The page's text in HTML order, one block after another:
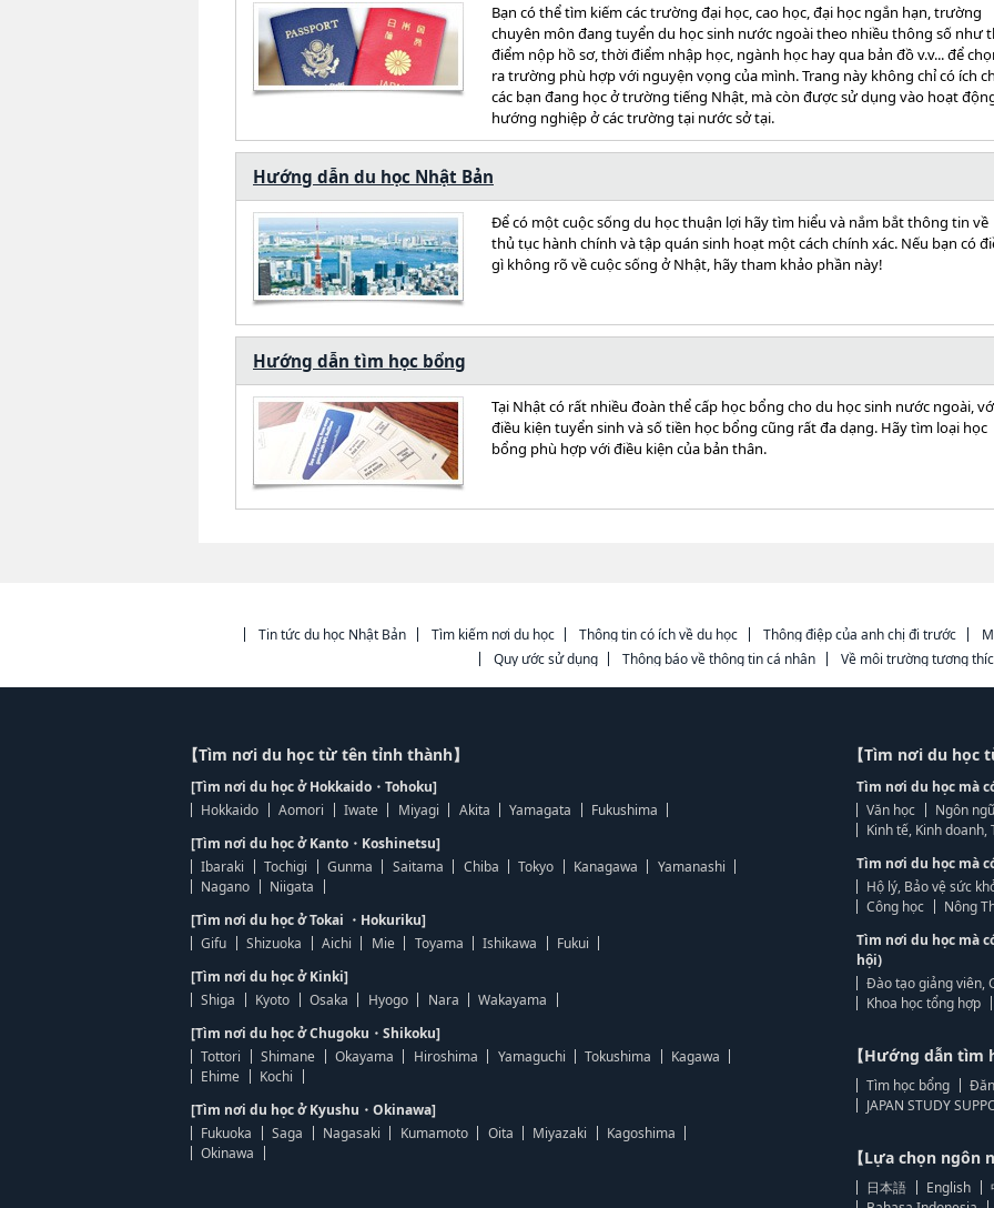
Bạn có thể tìm kiếm các trường đại học, cao học, đại học ngắn hạn, trường
chuyên môn đang tuyển du học sinh nước ngoài theo nhiều thông số như
điểm nộp hồ sơ, thời điểm nhập học, ngành học hay qua bản đồ v.v... để
ra trường phù hợp với nguyện vọng của mình. Trang này không chỉ có ích
các bạn đang học ở trường tiếng Nhật, mà còn được sử dụng vào hoạt
hướng nghiệp ở các trường tại nước sở tại.
Hướng dẫn du học Nhật Bản
Để có một cuộc sống du học thuận lợi hãy tìm hiểu và nắm bắt thông tin về
thủ tục hành chính và tập quán sinh hoạt một cách chính xác. Nếu bạn có
gì không rõ về cuộc sống ở Nhật, hãy tham khảo phần này!
Hướng dẫn tìm học bổng
Tại Nhật có rất nhiều đoàn thể cấp học bổng cho du học sinh nước ngoài,
điều kiện tuyển sinh và số tiền học bổng cũng rất đa dạng. Hãy tìm loại học
bổng phù hợp với điều kiện của bản thân.
Tin tức du học Nhật Bản Tìm kiếm nơi du học Thông tin có ích về du học Thông điệp của anh chị đi trước
Quy ước sử dụng
Thông báo về thông tin cá nhân Về môi trường tương
【Tìm nơi du học từ tên tỉnh thành】
[Tìm nơi du học ở Hokkaido・Tohoku]
Hokkaido
Aomori Iwate Miyagi Akita Yamagata
Fukushima
[Tìm nơi du học ở Kanto・Koshinetsu]
Ibaraki
Tochigi Gunma Saitama Chiba Tokyo Kanagawa
Yamanashi
Nagano
Niigata
[Tìm nơi du học ở Tokai ・Hokuriku]
Gifu
Shizuoka Aichi Mie Toyama Ishikawa
Fukui
[Tìm nơi du học ở Kinki]
Shiga
Kyoto Osaka Hyogo Nara
Wakayama
[Tìm nơi du học ở Chugoku・Shikoku]
Tottori
Shimane Okayama Hiroshima Yamaguchi Tokushima
Kagawa
Ehime
Kochi
[Tìm nơi du học ở Kyushu・Okinawa]
Fukuoka
Saga Nagasaki Kumamoto Oita Miyazaki
Kagoshima
Okinawa
【Tìm nơi du học
Tìm nơi du học mà
Văn học
Ngôn
Kinh tế, Kinh doanh,
Tìm nơi du học mà
Hộ lý, Bảo vệ sức
Công học
Nông
Tìm nơi du học mà
hội)
Đào tạo giảng viên,
Khoa học tổng hợp
【Hướng dẫn tìm
Tìm học bổng
JAPAN STUDY
【Lựa chọn ngôn
日本語 English